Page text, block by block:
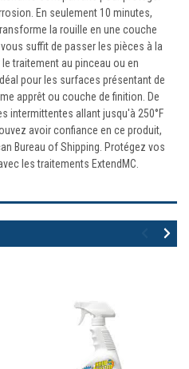
En seulement 10 minutes,
la rouille en une couche
suffit de passer les pièces à la
traitement au pinceau ou en
pour les surfaces présentant de
apprêt ou couche de finition. De
intermittentes allant jusqu'à 250°F
avoir confiance en ce produit,
Bureau of Shipping. Protégez vos
les traitements ExtendMC.